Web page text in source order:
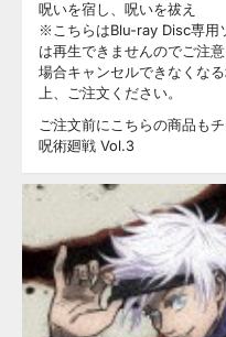
呪いを宿し、呪いを祓え
※こちらはBlu-ray Disc専用
は再生できませんのでご注
場合キャンセルできなくな
上、ご注文ください。
ご注文前にこちらの商品もチ
呪術廻戦 Vol.3